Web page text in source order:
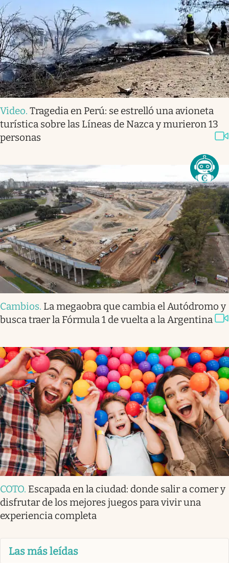
Video. Tragedia en Perú: se estrelló una avioneta
turística sobre las Líneas de Nazca y murieron 13
personas
Cambios. La megaobra que cambia el Autódromo y
busca traer la Fórmula 1 de vuelta a la Argentina
COTO. Escapada en la ciudad: donde salir a comer y
disfrutar de los mejores juegos para vivir una
experiencia completa
Las más leídas